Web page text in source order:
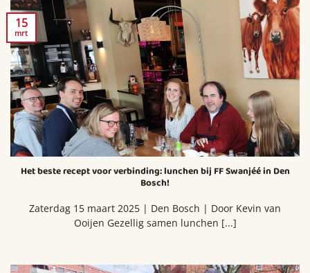
Het beste recept voor verbinding: lunchen bij FF Swanjéé in Den
Bosch!
Zaterdag 15 maart 2025 | Den Bosch | Door Kevin van
Ooijen Gezellig samen lunchen [...]
15
mrt